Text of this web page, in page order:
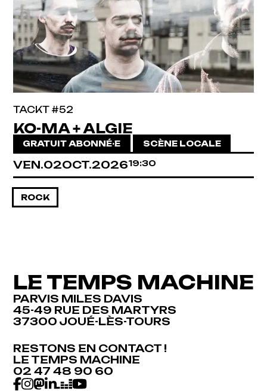
TACKT #52
KO-MA + ALGIE
GRATUIT ABONNÉ·E SCÈNE LOCALE
VENDREDI
VEN.02OCTOBRE
OCT.202619:30
ROCK
LE TEMPS MACHINE
PARVIS MILES DAVIS
45-49 RUE DES MARTYRS
37300 JOUÉ-LÈS-TOURS
RESTONS EN CONTACT !
LE TEMPS MACHINE
02 47 48 90 60
RESTONS EN CONTACT !
LE TEMPS MACHINE
02 47 48 90 60